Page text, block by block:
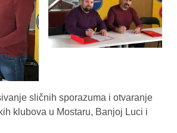
sličnih sporazuma i otvaranje
klubova u Mostaru, Banjoj Luci i